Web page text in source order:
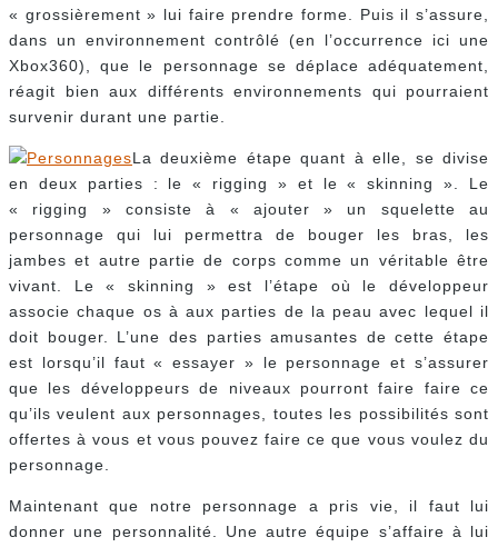
« grossièrement » lui faire prendre forme. Puis il s’assure,
dans un environnement contrôlé (en l’occurrence ici une
Xbox360), que le personnage se déplace adéquatement,
réagit bien aux différents environnements qui pourraient
survenir durant une partie.
La deuxième étape quant à elle, se divise
en deux parties : le « rigging » et le « skinning ». Le
« rigging » consiste à « ajouter » un squelette au
personnage qui lui permettra de bouger les bras, les
jambes et autre partie de corps comme un véritable être
vivant. Le « skinning » est l’étape où le développeur
associe chaque os à aux parties de la peau avec lequel il
doit bouger. L’une des parties amusantes de cette étape
est lorsqu’il faut « essayer » le personnage et s’assurer
que les développeurs de niveaux pourront faire faire ce
qu’ils veulent aux personnages, toutes les possibilités sont
offertes à vous et vous pouvez faire ce que vous voulez du
personnage.
Maintenant que notre personnage a pris vie, il faut lui
donner une personnalité. Une autre équipe s’affaire à lui